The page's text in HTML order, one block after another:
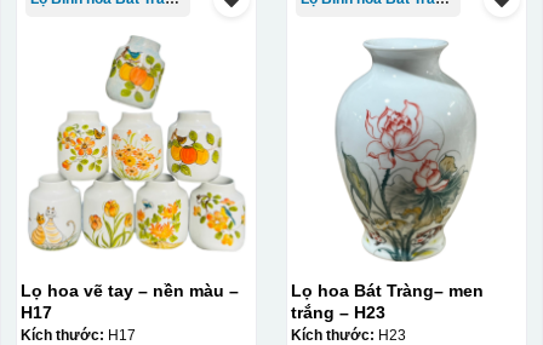
Lọ hoa vẽ tay – nền màu –
H17
Kích thước: H17
Lọ hoa Bát Tràng– men
trắng – H23
Kích thước: H23